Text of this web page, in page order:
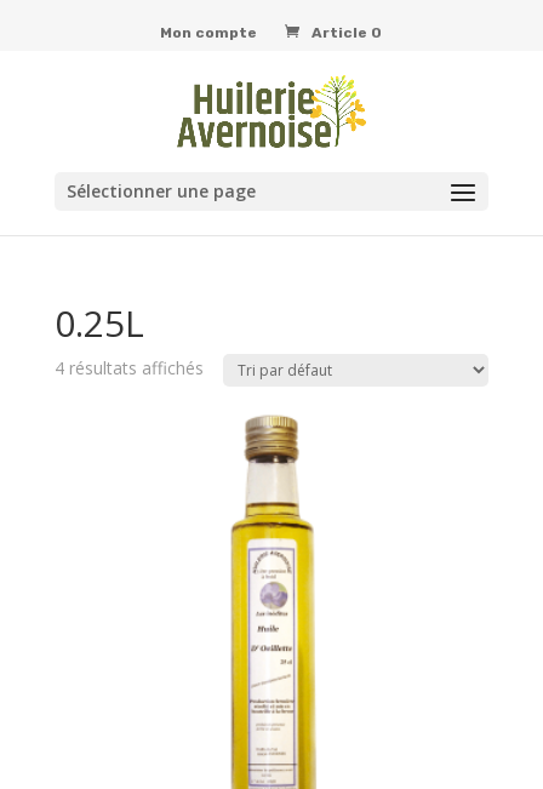
Mon compte Article 0
Sélectionner une page
0.25L
4 résultats affichés